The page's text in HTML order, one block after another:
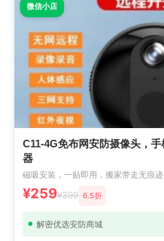
微信小店
C11-4G免布网安防摄像头，
器
磁吸安装，一贴即用，搬家带走无痕迹
¥259¥399 6.5折
解密优选安防商城